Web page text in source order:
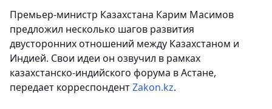
Премьер-министр Казахстана Карим Масимов
предложил несколько шагов развития
двусторонних отношений между Казахстаном и
Индией. Свои идеи он озвучил в рамках
казахстанско-индийского форума в Астане,
передает корреспондентZakon.kz.